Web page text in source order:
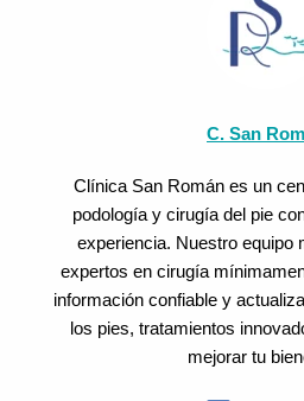
C. San
Clínica San Román es un
podología y cirugía del pie
experiencia. Nuestro equipo
expertos en cirugía
información confiable y
los pies, tratamientos
mejorar tu